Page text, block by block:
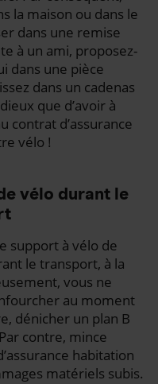
la maison ou dans le
dans une remise
à un ami, proposez-
dans une pièce
dans un cadenas
que d’avoir à
contrat d’assurance
vélo !
vélo durant le
support à vélo de
le transport, à la
vous ne
au moment
dénicher un plan B
contre, mince
habitation
matériels subis.